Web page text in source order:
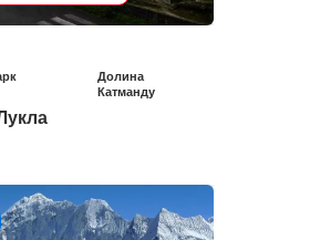
Долина
Катманду